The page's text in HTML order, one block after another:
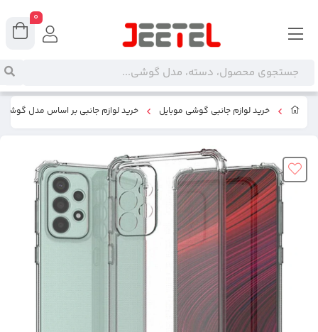
خرید لوازم جانبی گوشی موبایل خرید لوازم جانبی بر اساس مدل گوشی
0